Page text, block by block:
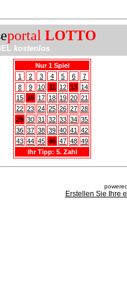
portal LOTTO
kostenlos
Nur 1 Spiel
1
2 3 4 5 6
7
8
9 10 11 12 13 14
15 16 17 18 19 20 21
22 23 24 25 26 27 28
29 30 31 32 33 34 35
36 37 38 39 40 41
42
43 44 45 46 47 48 49
Ihr Tipp: 5. Zahl
Erstellen Sie Ihre